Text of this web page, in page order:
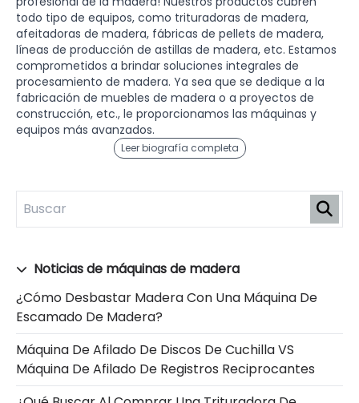
todo tipo de equipos, como trituradoras de madera,
afeitadoras de madera, fábricas de pellets de madera,
líneas de producción de astillas de madera, etc. Estamos
comprometidos a brindar soluciones integrales de
procesamiento de madera. Ya sea que se dedique a la
fabricación de muebles de madera o a proyectos de
construcción, etc., le proporcionamos las máquinas y
equipos más avanzados.
Leer biografía completa
Noticias de máquinas de madera
¿Cómo Desbastar Madera Con Una Máquina De
Escamado De Madera?
Máquina De Afilado De Discos De Cuchilla VS
Máquina De Afilado De Registros Reciprocantes